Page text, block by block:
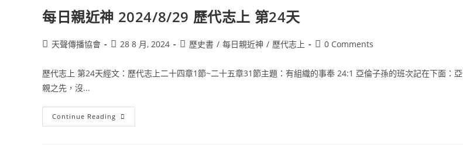
每日親近神 2024/8/29 歷代志上 第24天
天聲傳播協會 28 8 月, 2024 歷史書 / 每日親近神 / 歷代志上 0 Comments
歷代志上 第24天經文：歷代志上二十四章1節~二十五章31節主題：有組織的事奉 24:1 亞倫子孫的班次記在下面：
親之先，沒...
Continue Reading